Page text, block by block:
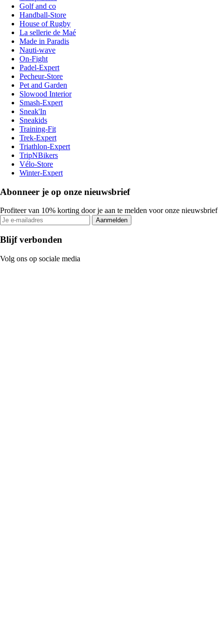
Golf and co
Handball-Store
House of Rugby
La sellerie de Maé
Made in Paradis
Nauti-wave
On-Fight
Padel-Expert
Pecheur-Store
Pet and Garden
Slowood Interior
Smash-Expert
Sneak'In
Sneakids
Training-Fit
Trek-Expert
Triathlon-Expert
TripNBikers
Vélo-Store
Winter-Expert
Abonneer je op onze nieuwsbrief
Profiteer van 10% korting door je aan te melden voor onze nieuwsbrief
Aanmelden
Blijf verbonden
Volg ons op sociale media